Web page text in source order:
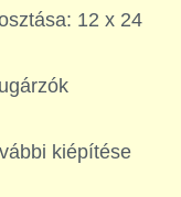
12 x 24
kiépítése